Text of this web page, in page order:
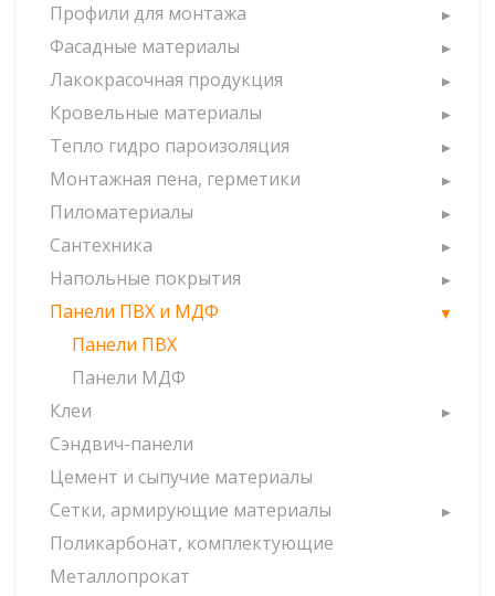
Профили для монтажа
Фасадные материалы
Лакокрасочная продукция
Кровельные материалы
Тепло гидро пароизоляция
Монтажная пена, герметики
Пиломатериалы
Сантехника
Напольные покрытия
Панели ПВХ и МДФ
Панели ПВХ
Панели МДФ
Клеи
Сэндвич-панели
Цемент и сыпучие материалы
Сетки, армирующие материалы
Поликарбонат, комплектующие
Металлопрокат